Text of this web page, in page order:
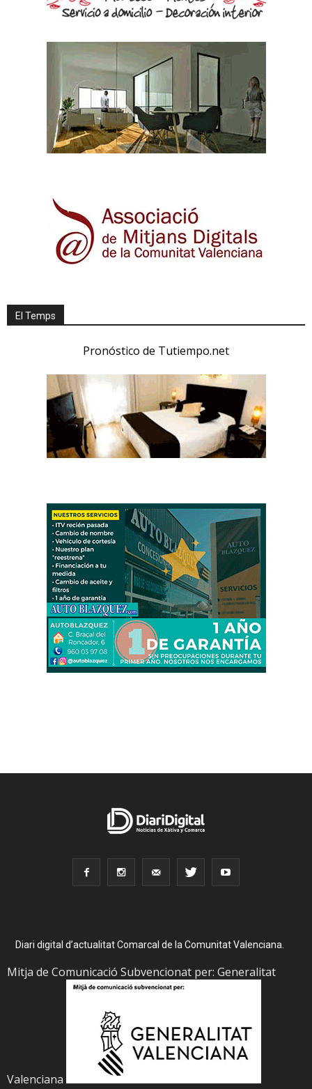
El Temps
Pronóstico de Tutiempo.net
Diari digital d’actualitat Comarcal de la Comunitat Valenciana.
Mitja de Comunicació Subvencionat per: Generalitat
Valenciana